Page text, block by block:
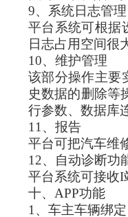
9、系统日志管理
平台系统可根据
日志占用空间很
10、维护管理
该部分操作主要
史数据的删除等
行参数、数据库
11、报告
平台可把汽车维
12、自动诊断功
平台系统可接收
十、APP功能
1、车主车辆绑定